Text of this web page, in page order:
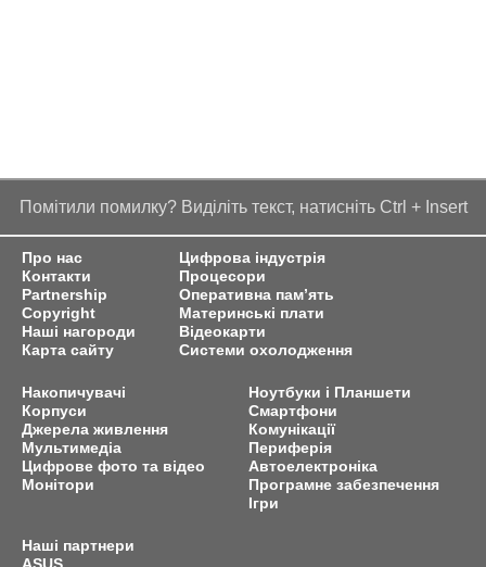
Помітили помилку? Виділіть текст, натисніть Ctrl + Insert
Про нас
Контакти
Partnership
Copyright
Наші нагороди
Карта сайту
Цифрова індустрія
Процесори
Оперативна пам’ять
Материнські плати
Відеокарти
Системи охолодження
Накопичувачі
Корпуси
Джерела живлення
Мультимедіа
Цифрове фото та відео
Монітори
Ноутбуки і Планшети
Смартфони
Комунікації
Периферія
Автоелектроніка
Програмне забезпечення
Ігри
Наші партнери